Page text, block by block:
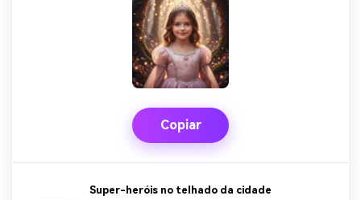
Copiar
Super-heróis no telhado da cidade